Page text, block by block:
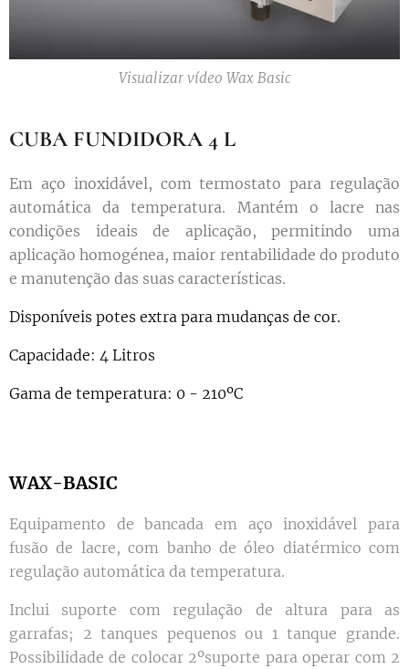
Visualizar vídeo Wax Basic
CUBA FUNDIDORA 4 L
Em aço inoxidável, com termostato para regulação
automática da temperatura. Mantém o lacre nas
condições ideais de aplicação, permitindo uma
aplicação homogénea, maior rentabilidade do produto
e manutenção das suas características.
Disponíveis potes extra para mudanças de cor.
Capacidade: 4 Litros
Gama de temperatura: 0 - 210ºC
WAX-BASIC
Equipamento de bancada em aço inoxidável para
fusão de lacre, com banho de óleo diatérmico com
regulação automática da temperatura.
Inclui suporte com regulação de altura para as
garrafas; 2 tanques pequenos ou 1 tanque grande.
Possibilidade de colocar 2ºsuporte para operar com 2